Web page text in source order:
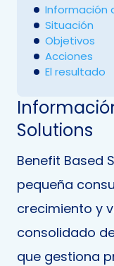
Solutions
Benefit Based
pequeña
crecimiento y
consolidado
que gestiona
Información
Situación
Objetivos
Acciones
El resultado